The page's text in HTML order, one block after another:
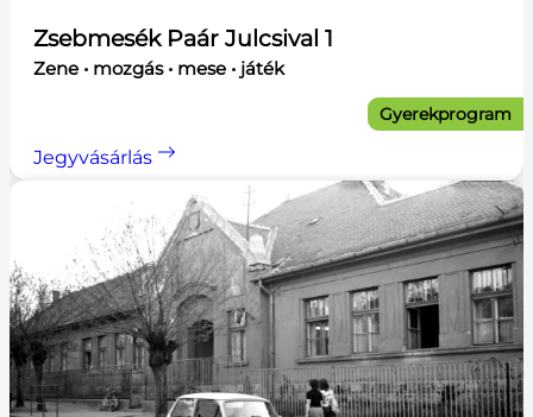
Zsebmesék Paár Julcsival 1
Zene • mozgás • mese • játék
Jegyvásárlás
Gyerekprogram